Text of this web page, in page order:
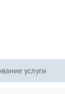
услуги